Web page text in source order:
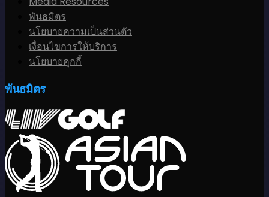
พันธมิตร
นโยบายความเป็นส่วนตัว
เงื่อนไขการให้บริการ
นโยบายคุกกี้
พันธมิตร